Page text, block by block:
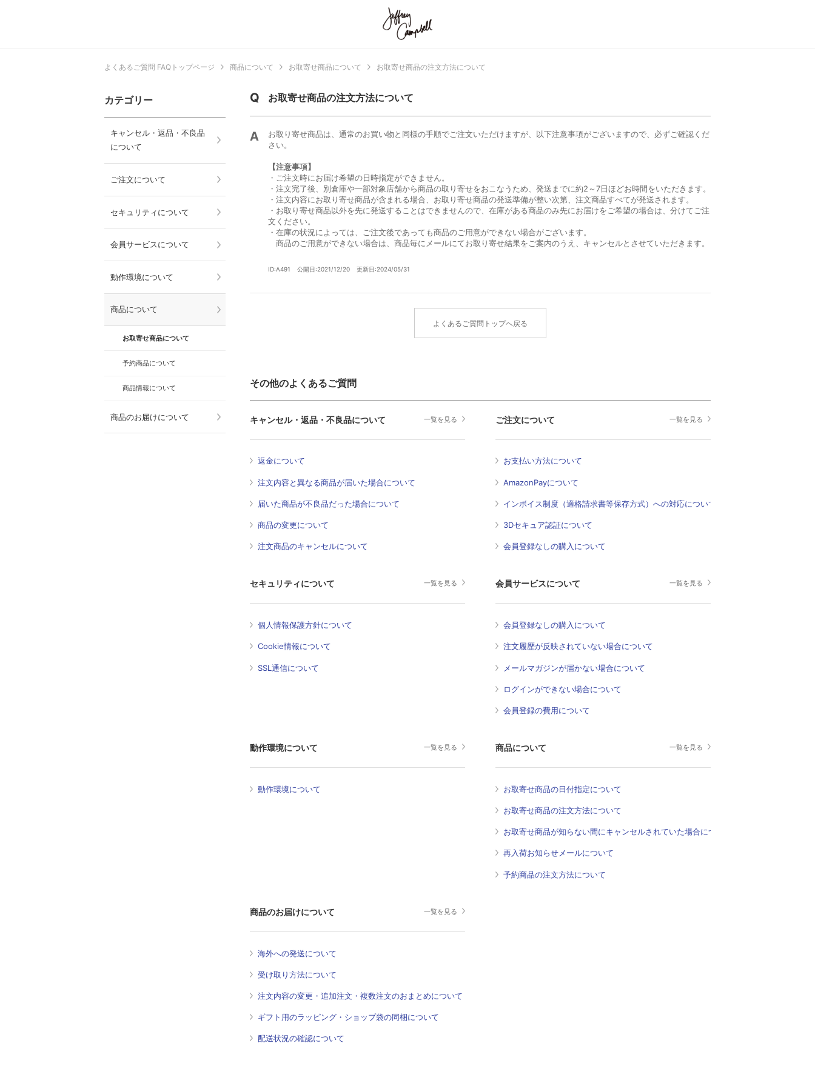
よくあるご質問 FAQトップページ 商品について お取寄せ商品について お取寄せ商品の注文方法について
カテゴリー
キャンセル・返品・不良品
について
ご注文について
セキュリティについて
会員サービスについて
動作環境について
商品について
お取寄せ商品について
予約商品について
商品情報について
商品のお届けについて
お取寄せ商品の注文方法について
お取り寄せ商品は、通常のお買い物と同様の手順でご注文いただけますが、以下注意事項がございますので、必ずご確認くだ
さい。
【注意事項】
・ご注文時にお届け希望の日時指定ができません。
・注文完了後、別倉庫や一部対象店舗から商品の取り寄せをおこなうため、発送までに約2～7日ほどお時間をいただきます。
・注文内容にお取り寄せ商品が含まれる場合、お取り寄せ商品の発送準備が整い次第、注文商品すべてが発送されます。
・お取り寄せ商品以外を先に発送することはできませんので、在庫がある商品のみ先にお届けをご希望の場合は、分けてご注
文ください。
・在庫の状況によっては、ご注文後であっても商品のご用意ができない場合がございます。
商品のご用意ができない場合は、商品毎にメールにてお取り寄せ結果をご案内のうえ、キャンセルとさせていただきます。
ID:A491 公開日:2021/12/20 更新日:2024/05/31
よくあるご質問トップへ戻る
その他のよくあるご質問
キャンセル・返品・不良品について 一覧を見る
返金について
注文内容と異なる商品が届いた場合について
届いた商品が不良品だった場合について
商品の変更について
注文商品のキャンセルについて
ご注文について 一覧を見る
お支払い方法について
AmazonPayについて
インボイス制度（適格請求書等保存方式）への対応について
3Dセキュア認証について
会員登録なしの購入について
セキュリティについて 一覧を見る
個人情報保護方針について
Cookie情報について
SSL通信について
会員サービスについて 一覧を見る
会員登録なしの購入について
注文履歴が反映されていない場合について
メールマガジンが届かない場合について
ログインができない場合について
会員登録の費用について
動作環境について 一覧を見る
動作環境について
商品について 一覧を見る
お取寄せ商品の日付指定について
お取寄せ商品の注文方法について
お取寄せ商品が知らない間にキャンセルされていた場合について
再入荷お知らせメールについて
予約商品の注文方法について
商品のお届けについて 一覧を見る
海外への発送について
受け取り方法について
注文内容の変更・追加注文・複数注文のおまとめについて
ギフト用のラッピング・ショップ袋の同梱について
配送状況の確認について